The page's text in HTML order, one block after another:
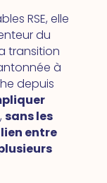
RSE, elle
du
transition
à
depuis
, sans les
lien entre